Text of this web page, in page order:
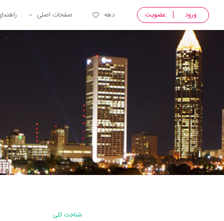
ورود عضویت دهه صفحات اصلی
شناخت کلی